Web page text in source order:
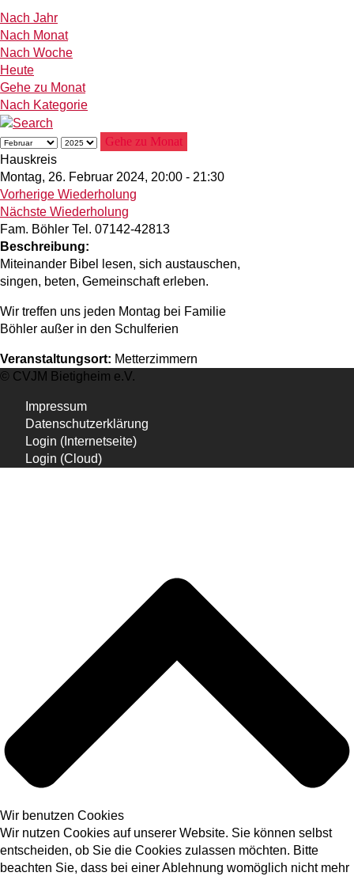
Nach Jahr
Nach Monat
Nach Woche
Heute
Gehe zu Monat
Nach Kategorie
Gehe zu Monat
Hauskreis
Montag, 26. Februar 2024, 20:00 - 21:30
Vorherige Wiederholung
Nächste Wiederholung
Fam. Böhler Tel. 07142-42813
Beschreibung:
Miteinander Bibel lesen, sich austauschen,
singen, beten, Gemeinschaft erleben.
Wir treffen uns jeden Montag bei Familie
Böhler außer in den Schulferien
Veranstaltungsort: Metterzimmern
© CVJM Bietigheim e.V.
Impressum
Datenschutzerklärung
Login (Internetseite)
Login (Cloud)
Wir benutzen Cookies
Wir nutzen Cookies auf unserer Website. Sie können selbst
entscheiden, ob Sie die Cookies zulassen möchten. Bitte
beachten Sie, dass bei einer Ablehnung womöglich nicht mehr